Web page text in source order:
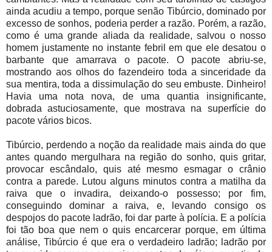
ainda acudiu a tempo, porque senão Tibúrcio, dominado por
excesso de sonhos, poderia perder a razão. Porém, a razão,
como é uma grande aliada da realidade, salvou o nosso
homem justamente no instante febril em que ele desatou o
barbante que amarrava o pacote. O pacote abriu-se,
mostrando aos olhos do fazendeiro toda a sinceridade da
sua mentira, toda a dissimulação do seu embuste. Dinheiro!
Havia uma nota nova, de uma quantia insignificante,
dobrada astuciosamente, que mostrava na superfície do
pacote vários bicos.
Tibúrcio, perdendo a noção da realidade mais ainda do que
antes quando mergulhara na região do sonho, quis gritar,
provocar escândalo, quis até mesmo esmagar o crânio
contra a parede. Lutou alguns minutos contra a matilha da
raiva que o invadira, deixando-o possesso; por fim,
conseguindo dominar a raiva, e, levando consigo os
despojos do pacote ladrão, foi dar parte à polícia. E a polícia
foi tão boa que nem o quis encarcerar porque, em última
análise, Tibúrcio é que era o verdadeiro ladrão; ladrão por